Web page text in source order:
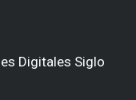
Digitales Siglo